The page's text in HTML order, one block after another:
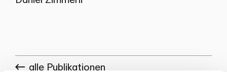
alle Publikationen